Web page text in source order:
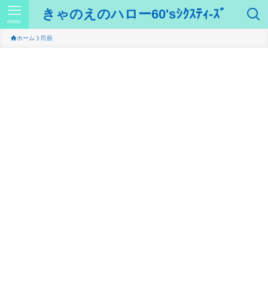
きゃのえのハロー60'sｼｸｽﾃｨ-ｽﾞ
menu
ホーム 民藝